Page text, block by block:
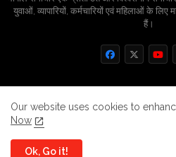
युवाओं, व्यापारियों, कर्मचारियों एवं महिलाओं के लिए
हैं।
Home About Contact
Our website uses cookies to
Now
Ok, Go it!